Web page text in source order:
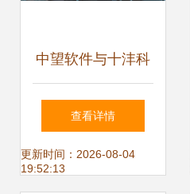
中望软件与十沣科
技战略携手，共破
CAE自主核心技术
查看详情
更新时间：2026-08-04
19:52:13